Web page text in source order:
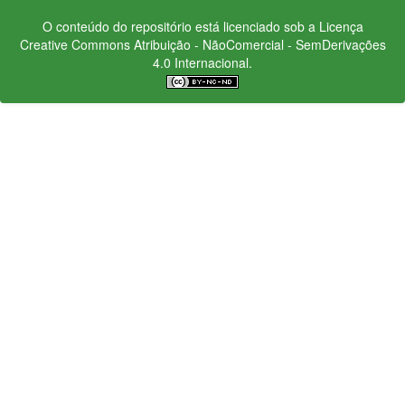
O conteúdo do repositório está licenciado sob a Licença
Creative CommonsAtribuição - NãoComercial - SemDerivações
4.0 Internacional.